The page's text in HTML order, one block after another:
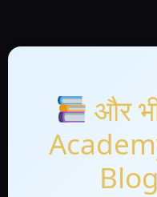
और